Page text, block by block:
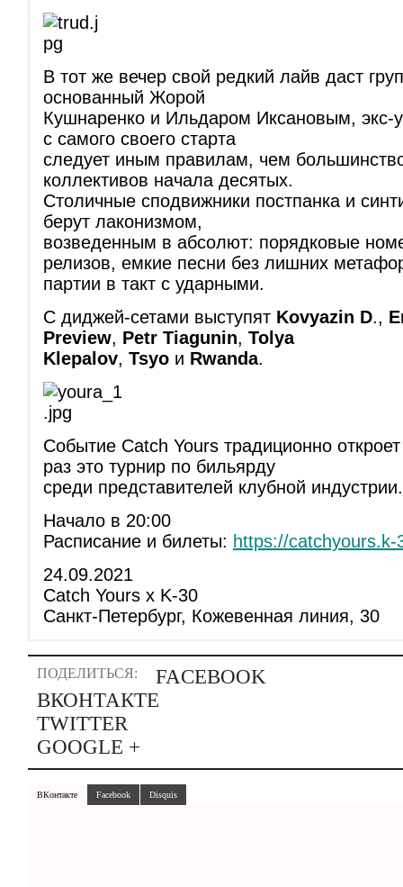
В тот же вечер свой редкий лайв даст
основанный Жорой
Кушнаренко и Ильдаром Иксановым, экс-
с самого своего старта
следует иным правилам, чем
коллективов начала десятых.
Столичные сподвижники постпанка и
берут лаконизмом,
возведенным в абсолют: порядковые
релизов, емкие песни без лишних
партии в такт с ударными.
С диджей-сетами выступят Kovyazin D.,
Preview, Petr Tiagunin, Tolya
Klepalov, Tsyo и Rwanda.
Событие Catch Yours традиционно
раз это турнир по бильярду
среди представителей клубной индустрии.
Начало в 20:00
Расписание и билеты: https://catchyours.k-
24.09.2021
Catch Yours x K-30
Санкт-Петербург, Кожевенная линия, 30
ПОДЕЛИТЬСЯ:
FACEBOOK
ВКОНТАКТЕ
TWITTER
GOOGLE +
ВКонтакте Facebook Disquis